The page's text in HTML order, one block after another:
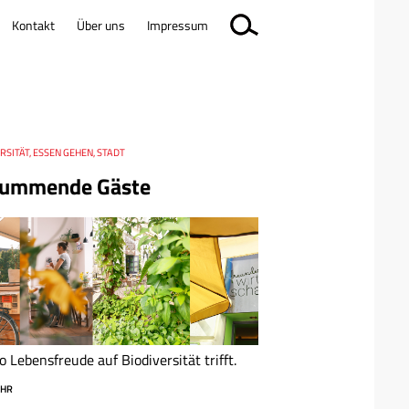
Gäste
ESSEN GEHEN, STADT
Lebensfreude auf Biodiversität trifft.
Kontakt Über uns Impressum